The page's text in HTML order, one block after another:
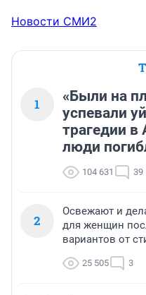
Новости СМИ2
1
«Были на
успевали
трагедии
люди
104 631 39
2
Освежают и
для женщин
вариантов от
25 505 3